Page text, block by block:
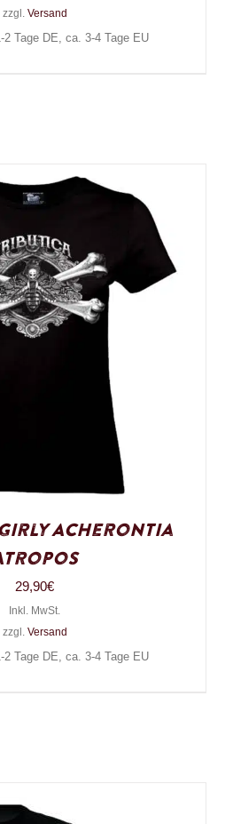
zzgl. Versand
2 Tage DE, ca. 3-4 Tage EU
Acherontia
29,90€
Inkl. MwSt.
zzgl. Versand
2 Tage DE, ca. 3-4 Tage EU